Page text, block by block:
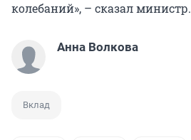
колебаний», – сказал министр.
Анна Волкова
Вклад